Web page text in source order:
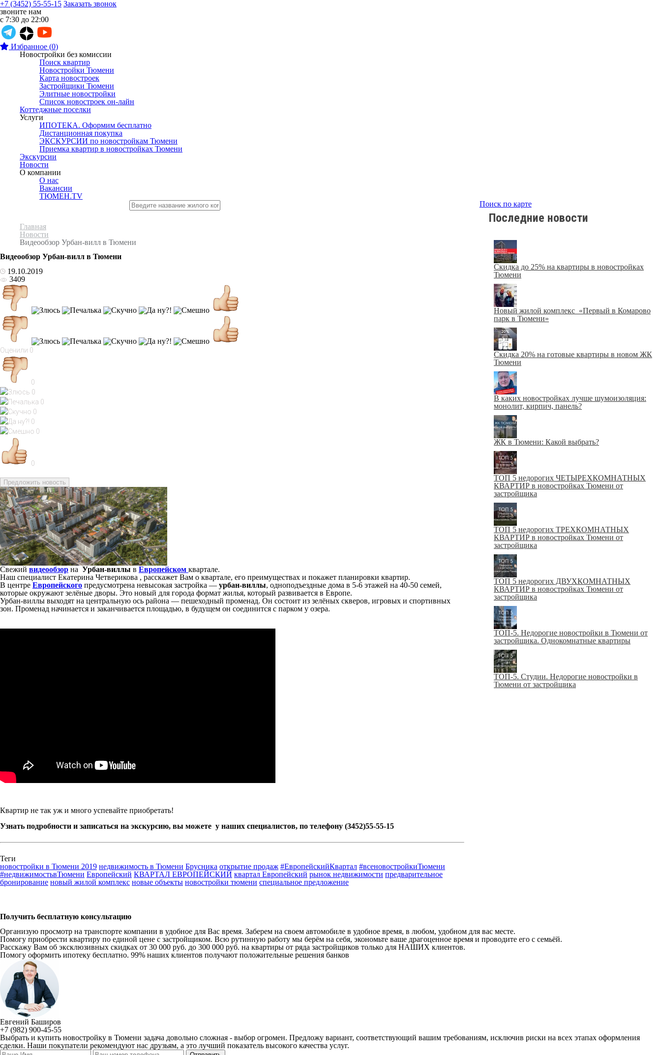
+7 (3452) 55-55-15 Заказать звонок
звоните нам
с 7:30 до 22:00
Избранное (0)
Новостройки без комиссии
Поиск квартир
Новостройки Тюмени
Карта новостроек
Застройщики Тюмени
Элитные новостройки
Список новостроек он-лайн
Коттеджные поселки
Услуги
ИПОТЕКА. Оформим бесплатно
Дистанционная покупка
ЭКСКУРСИИ по новостройкам Тюмени
Приемка квартир в новостройках Тюмени
Экскурсии
Новости
О компании
О нас
Вакансии
ТЮМЕН.TV
Поиск по карте
Главная
Новости
Видеообзор Урбан-вилл в Тюмени
Видеообзор Урбан-вилл в Тюмени
19.10.2019
3409
Оценили 0
0
0
0
0
0
0
0
Предложить новость
Свежий видеообзор на Урбан-виллы в Европейском квартале.
Наш специалист Екатерина Четверикова , расскажет Вам о квартале, его преимуществах и покажет планировки квартир.
В центре Европейского предусмотрена невысокая застройка — урбан-виллы, одноподъездные дома в 5-6 этажей на 40-50 семей,
которые окружают зелёные дворы. Это новый для города формат жилья, который развивается в Европе.
Урбан-виллы выходят на центральную ось района — пешеходный променад. Он состоит из зелёных скверов, игровых и спортивных
зон. Променад начинается и заканчивается площадью, в будущем он соединится с парком у озера.
Квартир не так уж и много успевайте приобретать!
Узнать подробности и записаться на экскурсию, вы можете у наших специалистов, по телефону (3452)55-55-15
Теги
новостройки в Тюмени 2019 недвижимость в Тюмени Брусника открытие продаж #ЕвропейскийКвартал #всеновостройкиТюмени
#недвижимостьвТюмени Европейский КВАРТАЛ ЕВРОПЕЙСКИЙ квартал Европейский рынок недвижимости предварительное
бронирование новый жилой комплекс новые объекты новостройки тюмени специальное предложение
Последние новости
Скидка до 25% на квартиры в новостройках
Тюмени
Новый жилой комплекс «Первый в Комарово
парк в Тюмени»
Скидка 20% на готовые квартиры в новом ЖК
Тюмени
В каких новостройках лучше шумоизоляция:
монолит, кирпич, панель?
ЖК в Тюмени: Какой выбрать?
ТОП 5 недорогих ЧЕТЫРЕХКОМНАТНЫХ
КВАРТИР в новостройках Тюмени от
застройщика
ТОП 5 недорогих ТРЕХКОМНАТНЫХ
КВАРТИР в новостройках Тюмени от
застройщика
ТОП 5 недорогих ДВУХКОМНАТНЫХ
КВАРТИР в новостройках Тюмени от
застройщика
ТОП-5. Недорогие новостройки в Тюмени от
застройщика. Однокомнатные квартиры
ТОП-5. Студии. Недорогие новостройки в
Тюмени от застройщика
Получить бесплатную консультацию
Организую просмотр на транспорте компании в удобное для Вас время. Заберем на своем автомобиле в удобное время, в любом, удобном для вас месте.
Помогу приобрести квартиру по единой цене с застройщиком. Всю рутинную работу мы берём на себя, экономьте ваше драгоценное время и проводите его с семьёй.
Расскажу Вам об эксклюзивных скидках от 30 000 руб. до 300 000 руб. на квартиры от ряда застройщиков только для НАШИХ клиентов.
Помогу оформить ипотеку бесплатно. 99% наших клиентов получают положительные решения банков
Евгений Баширов
+7 (982) 900-45-55
Выбрать и купить новостройку в Тюмени задача довольно сложная - выбор огромен. Предложу вариант, соответствующий вашим требованиям, исключив риски на всех этапах оформления
сделки. Наши покупатели рекомендуют нас друзьям, а это лучший показатель высокого качества услуг.